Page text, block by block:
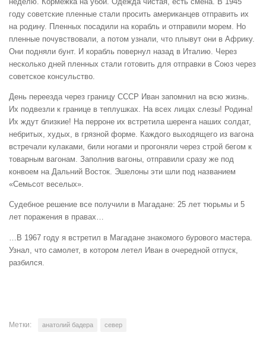
году советские пленные стали просить американцев отправить их
на родину. Пленных посадили на корабль и отправили морем. Но
пленные почувствовали, а потом узнали, что плывут они в Африку.
Они подняли бунт. И корабль повернул назад в Италию. Через
несколько дней пленных стали готовить для отправки в Союз через
советское консульство.
День переезда через границу СССР Иван запомнил на всю жизнь.
Их подвезли к границе в теплушках. На всех лицах слезы! Родина!
Их ждут близкие! На перроне их встретила шеренга наших солдат,
небритых, худых, в грязной форме. Каждого выходящего из вагона
встречали кулаками, били ногами и прогоняли через строй бегом к
товарным вагонам. Заполнив вагоны, отправили сразу же под
конвоем на Дальний Восток. Эшелоны эти шли под названием
«Семьсот веселых».
Судебное решение все получили в Магадане: 25 лет тюрьмы и 5
лет поражения в правах…
…В 1967 году я встретил в Магадане знакомого бурового мастера.
Узнал, что самолет, в котором летел Иван в очередной отпуск,
разбился.
Метки: анатолий бадера север